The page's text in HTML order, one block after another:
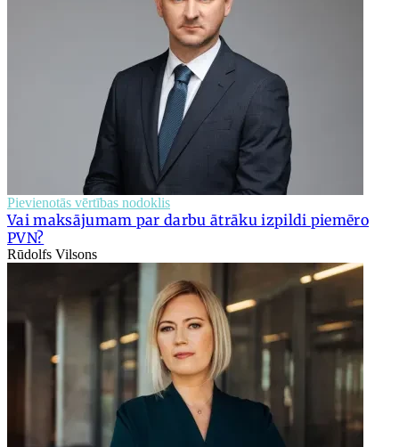
Pievienotās vērtības nodoklis
Vai maksājumam par darbu ātrāku izpildi piemēro
PVN?
Rūdolfs Vilsons